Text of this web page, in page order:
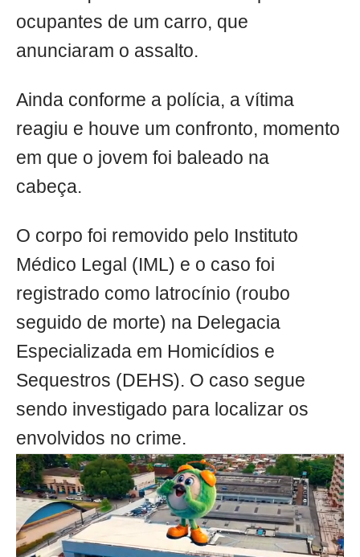
ocupantes de um carro, que
anunciaram o assalto.
Ainda conforme a polícia, a vítima
reagiu e houve um confronto, momento
em que o jovem foi baleado na
cabeça.
O corpo foi removido pelo Instituto
Médico Legal (IML) e o caso foi
registrado como latrocínio (roubo
seguido de morte) na Delegacia
Especializada em Homicídios e
Sequestros (DEHS). O caso segue
sendo investigado para localizar os
envolvidos no crime.